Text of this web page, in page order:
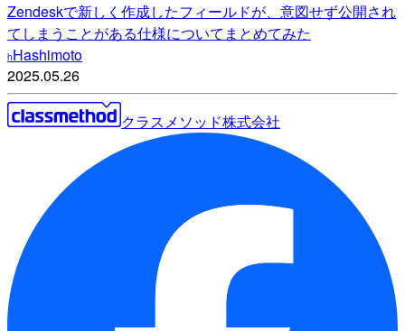
Zendeskで新しく作成したフィールドが、意図せず公開され
てしまうことがある仕様についてまとめてみた
hHashimoto
2025.05.26
クラスメソッド株式会社